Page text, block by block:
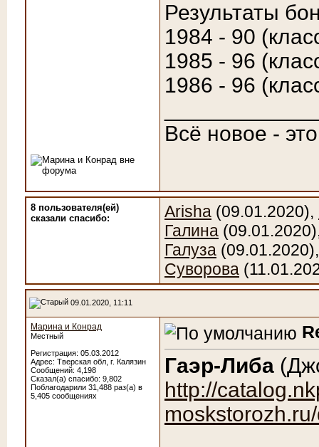
Результаты
1984 - 90
1985 - 96
1986 - 96
Всё новое -
8 пользователя(ей)
сказали cпасибо:
Arisha (09.01.2020),
Галина
Галуза
Суворова
09.01.2020, 11:11
Марина и Конрад
Местный
Регистрация: 05.03.2012
Адрес: Тверская обл, г. Калязин
Сообщений: 4,198
Сказал(а) спасибо: 9,802
Поблагодарили 31,488 раз(а) в
5,405 сообщениях
Гаэр-Либа
http://